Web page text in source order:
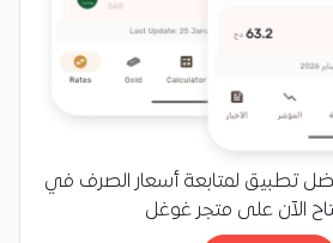
تطبيق لمتابعة أسعار الصرف في
متاح الآن على متجر غوغل